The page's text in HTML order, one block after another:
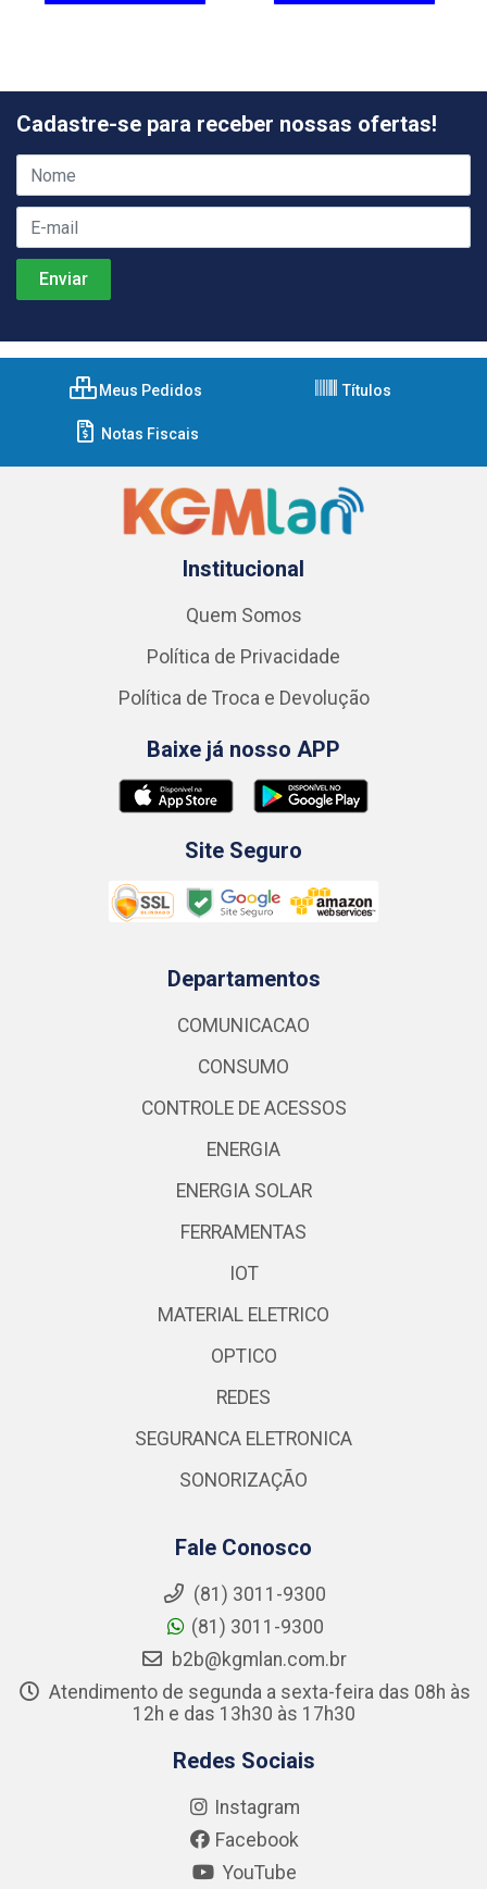
Cadastre-se para receber nossas ofertas!
Meus Pedidos Títulos
Notas Fiscais
Institucional
Quem Somos
Política de Privacidade
Política de Troca e Devolução
Baixe já nosso APP
Site Seguro
Departamentos
COMUNICACAO
CONSUMO
CONTROLE DE ACESSOS
ENERGIA
ENERGIA SOLAR
FERRAMENTAS
IOT
MATERIAL ELETRICO
OPTICO
REDES
SEGURANCA ELETRONICA
SONORIZAÇÃO
Fale Conosco
(81) 3011-9300
(81) 3011-9300
b2b@kgmlan.com.br
Atendimento de segunda a sexta-feira das 08h às
12h e das 13h30 às 17h30
Redes Sociais
Instagram
Facebook
YouTube